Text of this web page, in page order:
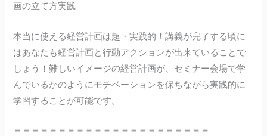
画の立て方実践
本当に使える経営計画は超・実践的！講義が完了する頃に
はあなたも経営計画と行動アクションが出来ていることで
しょう！難しいイメージの経営計画が、セミナー会場で学
んでいるかのようにモチベーションを保ちながら実践的に
学習することが可能です。
＝＝＝＝＝＝＝＝＝＝＝＝＝＝＝＝＝＝＝＝＝＝